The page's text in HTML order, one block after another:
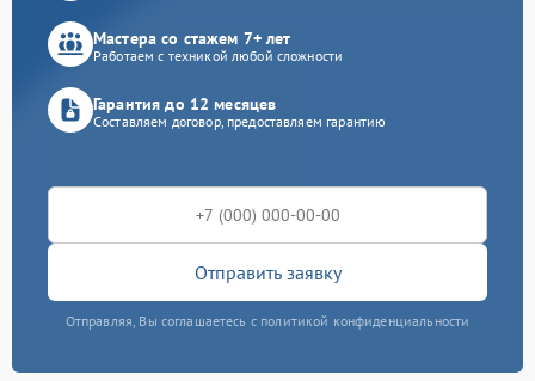
Мастера со стажем 7+ лет
Работаем с техникой любой сложности
Гарантия до 12 месяцев
Составляем договор, предоставляем гарантию
Отправить заявку
Отправляя, Вы соглашаетесь с политикой конфиденциальности